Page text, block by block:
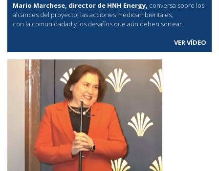
Mario Marchese, director de HNH Energy, conversa sobre los
alcances del proyecto, las acciones medioambientales,
con la comunidadad y los desafíos que aún deben sortear.
VER VÍDEO